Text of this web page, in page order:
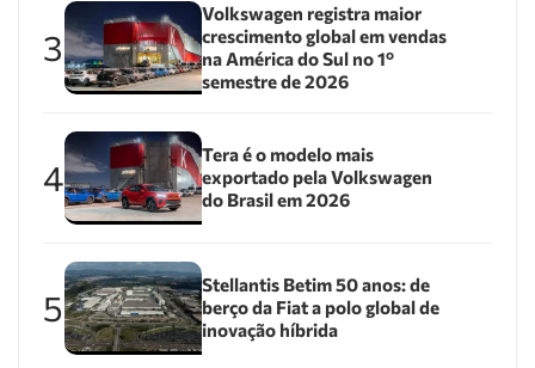
3
Volkswagen registra maior
crescimento global em vendas
na América do Sul no 1º
semestre de 2026
4
Tera é o modelo mais
exportado pela Volkswagen
do Brasil em 2026
5
Stellantis Betim 50 anos: de
berço da Fiat a polo global de
inovação híbrida